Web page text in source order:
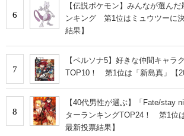
6
【伝説ポケモン】みんなが選ん
ンキング 第1位はミュウツーに
結果】
7
【ペルソナ5】好きな仲間キャラ
TOP10！ 第1位は「新島真」【
8
【40代男性が選ぶ】「Fate/stay
ターランキングTOP24！ 第1位
最新投票結果】